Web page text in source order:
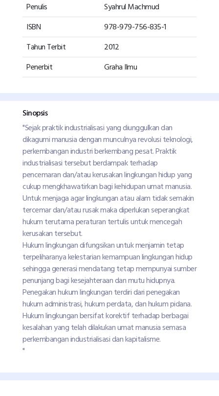
Penulis
Syahrul Machmud
ISBN
978-979-756-835-1
Tahun Terbit
2012
Penerbit
Graha Ilmu
Sinopsis
"Sejak praktik industrialisasi yang diunggulkan dan
dikagumi manusia dengan munculnya revolusi teknologi,
perkembangan industri berkembang pesat. Praktik
industrialisasi tersebut berdampak terhadap
pencemaran dan/atau kerusakan lingkungan hidup yang
cukup mengkhawatirkan bagi kehidupan umat manusia.
Untuk menjaga agar lingkungan atau alam tidak semakin
tercemar dan/atau rusak maka diperlukan seperangkat
hukum terutama peraturan tertulis untuk mencegah
kerusakan tersebut.
Hukum lingkungan difungsikan untuk menjamin tetap
terpeliharanya kelestarian kemampuan lingkungan hidup
sehingga generasi mendatang tetap mempunyai sumber
penunjang bagi kesejahteraan dan mutu hidupnya.
Penegakan hukum lingkungan terdiri dari penegakan
hukum administrasi, hukum perdata, dan hukum pidana.
Hukum lingkungan bersifat korektif terhadap berbagai
kesalahan yang telah dilakukan umat manusia semasa
perkembangan industrialisasi dan kapitalisme.
"